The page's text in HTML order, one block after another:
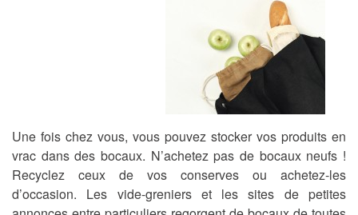
Une fois chez vous, vous pouvez stocker vos produits en
vrac dans des bocaux. N’achetez pas de bocaux neufs !
Recyclez ceux de vos conserves ou achetez-les
d’occasion. Les vide-greniers et les sites de petites